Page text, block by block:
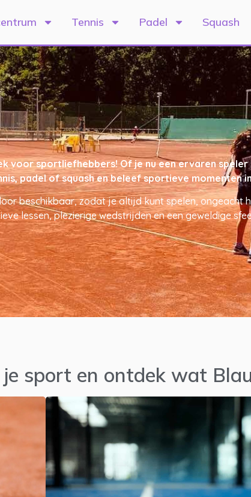
Tennis Padel Squash
voor sportliefhebbers! Of je nu een ervaren
padel of squash en beleef sportieve momenten
beschikbaar, zodat je altijd kunt spelen, ongeacht
lessen, plezierige wedstrijden en een geweldige
sport en ontdek wat